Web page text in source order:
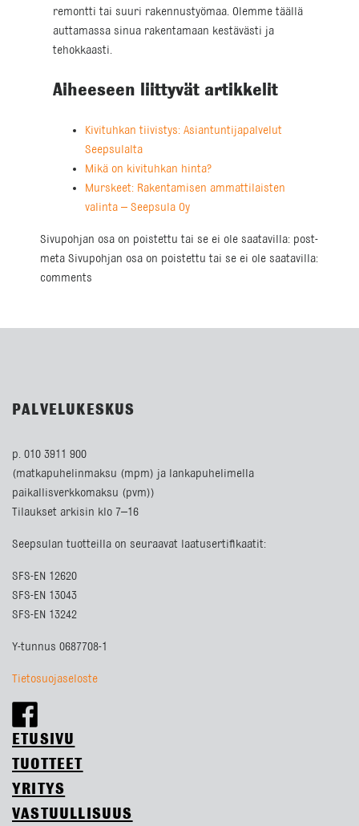
remontti tai suuri rakennustyömaa. Olemme täällä
auttamassa sinua rakentamaan kestävästi ja
tehokkaasti.
Aiheeseen liittyvät artikkelit
Kivituhkan tiivistys: Asiantuntijapalvelut
Seepsulalta
Mikä on kivituhkan hinta?
Murskeet: Rakentamisen ammattilaisten
valinta – Seepsula Oy
Sivupohjan osa on poistettu tai se ei ole saatavilla: post-
meta Sivupohjan osa on poistettu tai se ei ole saatavilla:
comments
PALVELUKESKUS
p. 010 3911 900
(matkapuhelinmaksu (mpm) ja lankapuhelimella
paikallisverkkomaksu (pvm))
Tilaukset arkisin klo 7–16
Seepsulan tuotteilla on seuraavat laatusertifikaatit:
SFS-EN 12620
SFS-EN 13043
SFS-EN 13242
Y-tunnus 0687708-1
Tietosuojaseloste
ETUSIVU
TUOTTEET
YRITYS
VASTUULLISUUS